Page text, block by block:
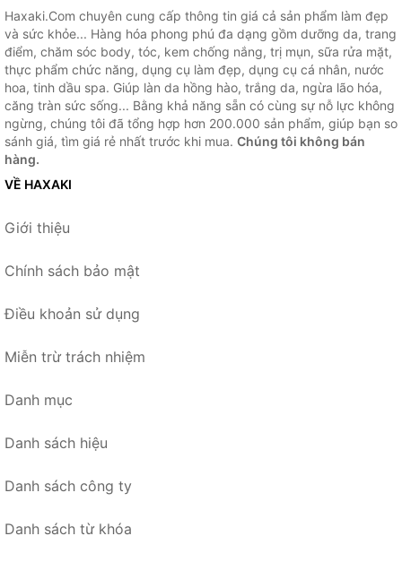
Haxaki.Com chuyên cung cấp thông tin giá cả sản phẩm làm đẹp
và sức khỏe... Hàng hóa phong phú đa dạng gồm dưỡng da, trang
điểm, chăm sóc body, tóc, kem chống nắng, trị mụn, sữa rửa mặt,
thực phẩm chức năng, dụng cụ làm đẹp, dụng cụ cá nhân, nước
hoa, tinh dầu spa. Giúp làn da hồng hào, trắng da, ngừa lão hóa,
căng tràn sức sống... Bằng khả năng sẵn có cùng sự nỗ lực không
ngừng, chúng tôi đã tổng hợp hơn 200.000 sản phẩm, giúp bạn so
sánh giá, tìm giá rẻ nhất trước khi mua. Chúng tôi không bán
hàng.
VỀ HAXAKI
Giới thiệu
Chính sách bảo mật
Điều khoản sử dụng
Miễn trừ trách nhiệm
Danh mục
Danh sách hiệu
Danh sách công ty
Danh sách từ khóa